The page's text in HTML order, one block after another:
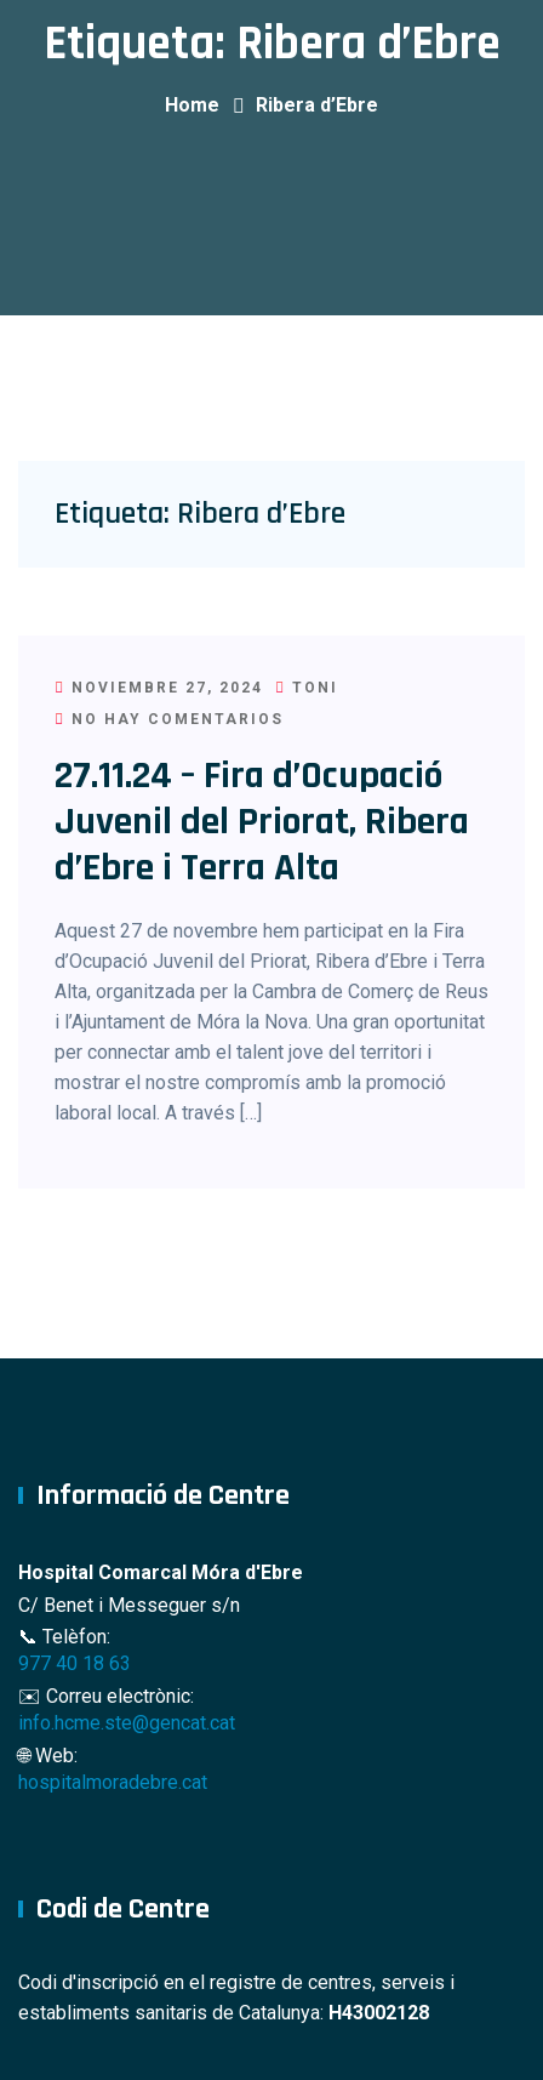
Etiqueta: Ribera d’Ebre
Home Ribera d’Ebre
Etiqueta: Ribera d’Ebre
NOVIEMBRE 27, 2024
TONI
NO HAY COMENTARIOS
27.11.24 – Fira d’Ocupació
Juvenil del Priorat, Ribera
d’Ebre i Terra Alta
Aquest 27 de novembre hem participat en la Fira
d’Ocupació Juvenil del Priorat, Ribera d’Ebre i Terra
Alta, organitzada per la Cambra de Comerç de Reus
i l’Ajuntament de Móra la Nova. Una gran oportunitat
per connectar amb el talent jove del territori i
mostrar el nostre compromís amb la promoció
laboral local. A través […]
Informació de Centre
Hospital Comarcal Móra d'Ebre
C/ Benet i Messeguer s/n
📞 Telèfon:
977 40 18 63
✉️ Correu electrònic:
info.hcme.ste@gencat.cat
🌐 Web:
hospitalmoradebre.cat
Codi de Centre
Codi d'inscripció en el registre de centres, serveis i
establiments sanitaris de Catalunya: H43002128